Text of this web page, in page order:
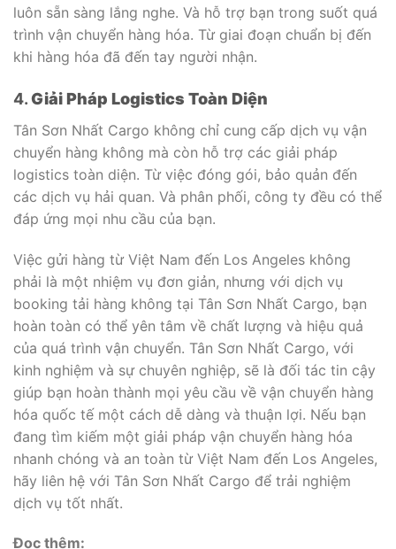
luôn sẵn sàng lắng nghe. Và hỗ trợ bạn trong suốt quá
trình vận chuyển hàng hóa. Từ giai đoạn chuẩn bị đến
khi hàng hóa đã đến tay người nhận.
4.Giải Pháp Logistics Toàn Diện
Tân Sơn Nhất Cargo không chỉ cung cấp dịch vụ vận
chuyển hàng không mà còn hỗ trợ các giải pháp
logistics toàn diện. Từ việc đóng gói, bảo quản đến
các dịch vụ hải quan. Và phân phối, công ty đều có thể
đáp ứng mọi nhu cầu của bạn.
Việc gửi hàng từ Việt Nam đến Los Angeles không
phải là một nhiệm vụ đơn giản, nhưng với dịch vụ
booking tải hàng không tại Tân Sơn Nhất Cargo, bạn
hoàn toàn có thể yên tâm về chất lượng và hiệu quả
của quá trình vận chuyển. Tân Sơn Nhất Cargo, với
kinh nghiệm và sự chuyên nghiệp, sẽ là đối tác tin cậy
giúp bạn hoàn thành mọi yêu cầu về vận chuyển hàng
hóa quốc tế một cách dễ dàng và thuận lợi. Nếu bạn
đang tìm kiếm một giải pháp vận chuyển hàng hóa
nhanh chóng và an toàn từ Việt Nam đến Los Angeles,
hãy liên hệ với Tân Sơn Nhất Cargo để trải nghiệm
dịch vụ tốt nhất.
Đọc thêm: